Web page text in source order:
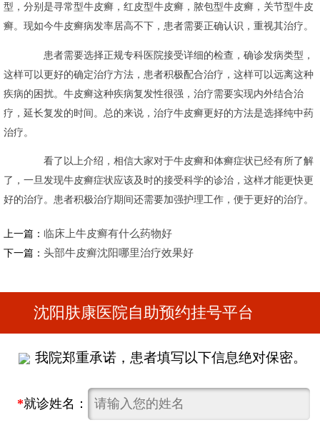
型，分别是寻常型牛皮癣，红皮型牛皮癣，脓包型牛皮癣，关节型牛皮
癣。现如今牛皮癣病发率居高不下，患者需要正确认识，重视其治疗。
患者需要选择正规专科医院接受详细的检查，确诊发病类型，
这样可以更好的确定治疗方法，患者积极配合治疗，这样可以远离这种
疾病的困扰。牛皮癣这种疾病复发性很强，治疗需要实现内外结合治
疗，延长复发的时间。总的来说，治疗牛皮癣更好的方法是选择纯中药
治疗。
看了以上介绍，相信大家对于牛皮癣和体癣症状已经有所了解
了，一旦发现牛皮癣症状应该及时的接受科学的诊治，这样才能更快更
好的治疗。患者积极治疗期间还需要加强护理工作，便于更好的治疗。
上一篇： 临床上牛皮癣有什么药物好
下一篇：头部牛皮癣沈阳哪里治疗效果好
沈阳肤康医院自助预约挂号平台
我院郑重承诺，患者填写以下信息绝对保密。
*就诊姓名：